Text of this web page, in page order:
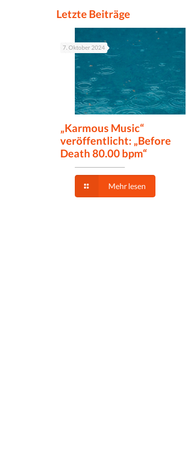
Letzte Beiträge
7. Oktober 2024
„Karmous Music“
veröffentlicht: „Before
Death 80.00 bpm“
Mehr lesen